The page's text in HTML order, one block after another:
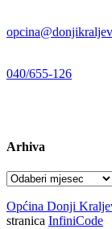
040/655-126
Arhiva
Arhiva
Općina Donji
stranica InfiniCode